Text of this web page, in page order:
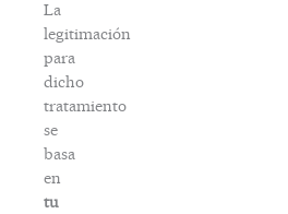
La
legitimación
para
dicho
tratamiento
se
basa
en
tu